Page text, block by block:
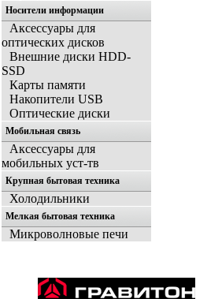
Носители информации
Аксессуары для
оптических дисков
Внешние диски HDD-
SSD
Карты памяти
Накопители USB
Оптические диски
Мобильная связь
Аксессуары для
мобильных уст-тв
Крупная бытовая техника
Холодильники
Мелкая бытовая техника
Микроволновые печи